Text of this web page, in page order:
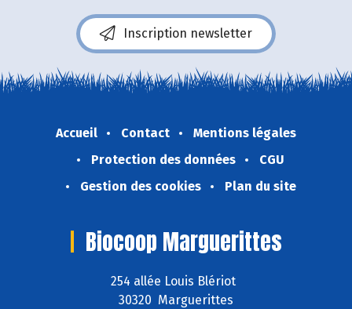
Inscription newsletter
Accueil Contact
Mentions légales
Protection des données
CGU
Gestion des cookies
Plan du site
Biocoop Marguerittes
254 allée Louis Blériot
30320 Marguerittes